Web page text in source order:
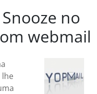
no
webmail
lhe